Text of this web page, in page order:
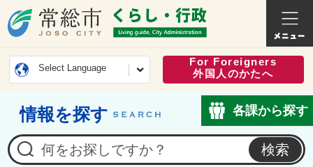
常総市公式ホームページ
くらし
Select Language
For Foreigners
外国人のかたへ
情報を探す 各課から探す